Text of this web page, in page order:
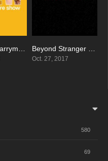
0 7.539
Oct. 27, 2017
580
69